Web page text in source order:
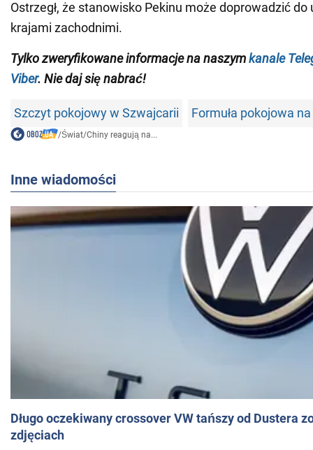
Ostrzegł, że stanowisko Pekinu może doprowadzić
krajami zachodnimi.
Tylko zweryfikowane informacje na naszymkanale
Viber. Nie daj się nabrać!
Szczyt pokojowy w Szwajcarii Formuła pokojowa
/Świat/Chiny reagują na...
Inne wiadomości
Długo oczekiwany crossover VW tańszy od Dustera
zdjęciach